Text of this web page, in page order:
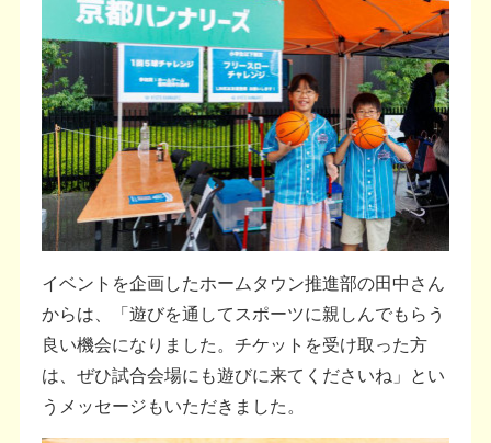
イベントを企画したホームタウン推進部の田中さん
からは、「遊びを通してスポーツに親しんでもらう
良い機会になりました。チケットを受け取った方
は、ぜひ試合会場にも遊びに来てくださいね」とい
うメッセージもいただきました。